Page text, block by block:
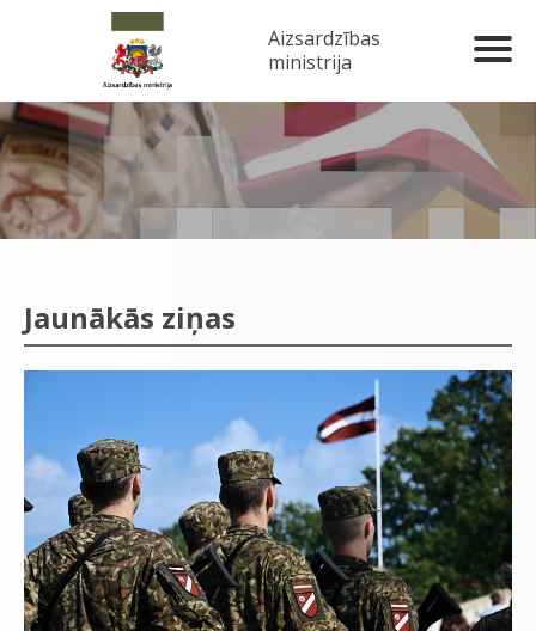
Aizsardzības
ministrija
Jaunākās ziņas